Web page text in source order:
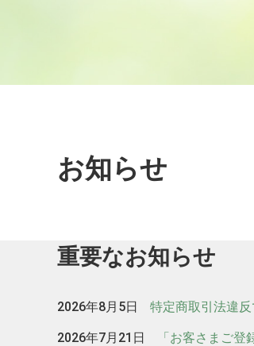
お知らせ
重要なお知らせ
2026年8月5日 特定商取引法違
2026年7月21日 「お客さまご